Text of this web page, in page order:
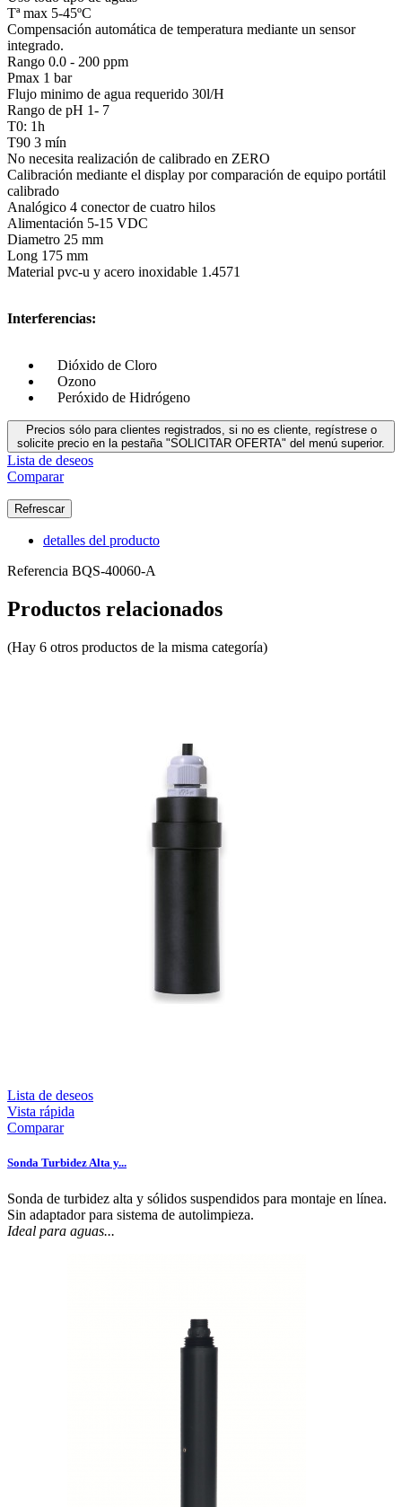
Tª max 5-45ºC
Compensación automática de temperatura mediante un sensor
integrado.
Rango 0.0 - 200 ppm
Pmax 1 bar
Flujo minimo de agua requerido 30l/H
Rango de pH 1- 7
T0: 1h
T90 3 mín
No necesita realización de calibrado en ZERO
Calibración mediante el display por comparación de equipo portátil
calibrado
Analógico 4 conector de cuatro hilos
Alimentación 5-15 VDC
Diametro 25 mm
Long 175 mm
Material pvc-u y acero inoxidable 1.4571
Interferencias:
Dióxido de Cloro
Ozono
Peróxido de Hidrógeno
Precios sólo para clientes registrados, si no es cliente, regístrese o
solicite precio en la pestaña "SOLICITAR OFERTA" del menú superior.
Lista de deseos
Comparar
detalles del producto
Referencia BQS-40060-A
Productos relacionados
(Hay 6 otros productos de la misma categoría)
Lista de deseos
Vista rápida
Comparar
Sonda Turbidez Alta y...
Sonda de turbidez alta y sólidos suspendidos para montaje en línea.
Sin adaptador para sistema de autolimpieza.
Ideal para aguas...